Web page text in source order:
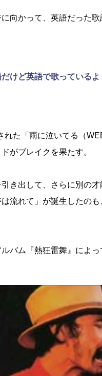
向かって、英語だった
だけど英語で歌っている
れた「雨に泣いてる（
がブレイクを果たす。
き出して、さらに別の
流れて」が誕生したの
バム『熱狂雷舞』によ